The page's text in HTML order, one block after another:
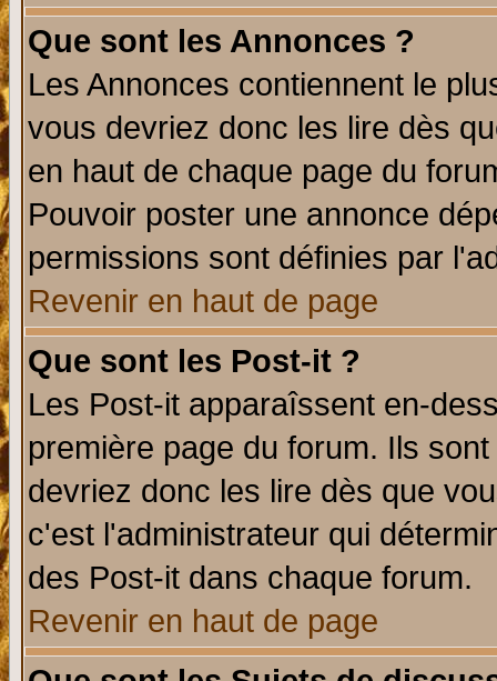
Que sont les Annonces ?
Les Annonces contiennent le
vous devriez donc les lire dès
en haut de chaque page du
Pouvoir poster une annonce
permissions sont définies par
Revenir en haut de page
Que sont les Post-it ?
Les Post-it apparaîssent en-
première page du forum. Ils
devriez donc les lire dès que
c'est l'administrateur qui
des Post-it dans chaque forum.
Revenir en haut de page